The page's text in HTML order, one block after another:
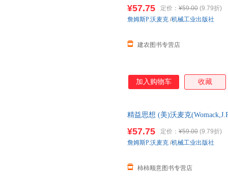
¥57.75 定价： ¥59.00 (9.79折)
建农图书专营店
詹姆斯P.沃麦克 /机械工业出版社
加入购物车 收藏
精益思想 (美)沃麦克
¥57.75 定价： ¥59.00 (9.79折)
柿柿顺意图书专营店
詹姆斯P.沃麦克 /机械工业出版社